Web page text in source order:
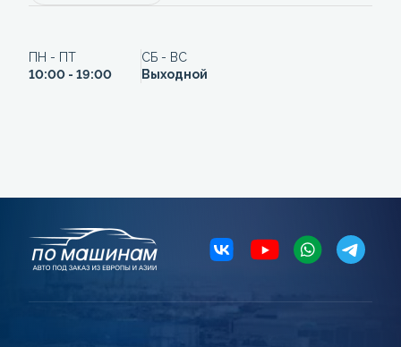
ПН - ПТ
10:00 - 19:00
СБ - ВС
Выходной